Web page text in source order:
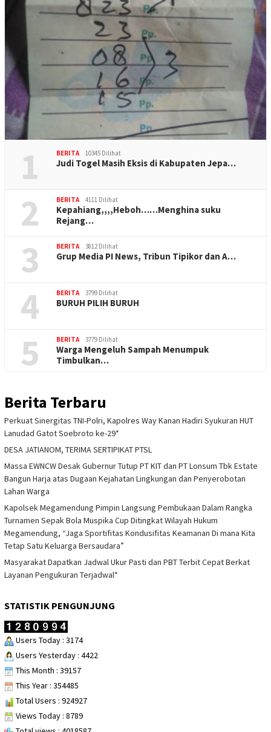
1 BERITA 10345 Dilihat
Judi Togel Masih Eksis di Kabupaten Jepa…
2 BERITA 4111 Dilihat
Kepahiang,,,,Heboh……Menghina suku
Rejang…
3 BERITA 3812 Dilihat
Grup Media PI News, Tribun Tipikor dan A…
4 BERITA 3799 Dilihat
BURUH PILIH BURUH
5 BERITA 3779 Dilihat
Warga Mengeluh Sampah Menumpuk
Timbulkan…
Berita Terbaru
Perkuat Sinergitas TNI-Polri, Kapolres Way Kanan Hadiri Syukuran HUT
Lanudad Gatot Soebroto ke-29*
DESA JATIANOM, TERIMA SERTIPIKAT PTSL
Massa EWNCW Desak Gubernur Tutup PT KIT dan PT Lonsum Tbk Estate
Bangun Harja atas Dugaan Kejahatan Lingkungan dan Penyerobotan
Lahan Warga
Kapolsek Megamendung Pimpin Langsung Pembukaan Dalam Rangka
Turnamen Sepak Bola Muspika Cup Ditingkat Wilayah Hukum
Megamendung, “Jaga Sportifitas Kondusifitas Keamanan Di mana Kita
Tetap Satu Keluarga Bersaudara”
Masyarakat Dapatkan Jadwal Ukur Pasti dan PBT Terbit Cepat Berkat
Layanan Pengukuran Terjadwal*
STATISTIK PENGUNJUNG
Users Today : 3174
Users Yesterday : 4422
This Month : 39157
This Year : 354485
Total Users : 924927
Views Today : 8789